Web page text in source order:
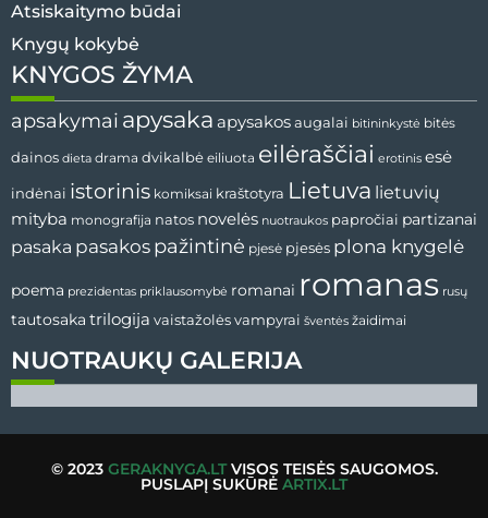
Atsiskaitymo būdai
Knygų kokybė
NUOTRAUKŲ GALERIJA
KNYGOS ŽYMA
apsakymai apysaka apysakos augalai bitininkystė bitės
dainos dieta drama dvikalbė eiliuota eilėraščiai erotinis esė
indėnai istorinis komiksai kraštotyra Lietuva lietuvių
mityba monografija natos novelės nuotraukos papročiai partizanai
pasaka pasakos pažintinė pjesė pjesės plona knygelė
poema prezidentas priklausomybė romanai romanas rusų
tautosaka trilogija vaistažolėsvampyrai šventės žaidimai
© 2023 GERAKNYGA.LTVISOS TEISĖS SAUGOMOS.
PUSLAPĮ SUKŪRĖ ARTIX.LT